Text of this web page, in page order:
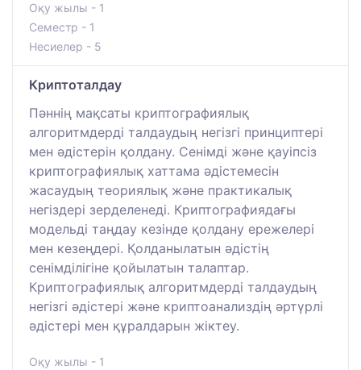
Оқу жылы - 1
Семестр - 1
Несиелер - 5
Криптоталдау
Пәннің мақсаты криптографиялық
алгоритмдерді талдаудың негізгі принциптері
мен әдістерін қолдану. Сенімді және қауіпсіз
криптографиялық хаттама әдістемесін
жасаудың теориялық және практикалық
негіздері зерделенеді. Криптографиядағы
модельді таңдау кезінде қолдану ережелері
мен кезеңдері. Қолданылатын әдістің
сенімділігіне қойылатын талаптар.
Криптографиялық алгоритмдерді талдаудың
негізгі әдістері және криптоанализдің әртүрлі
әдістері мен құралдарын жіктеу.
Оқу жылы - 1